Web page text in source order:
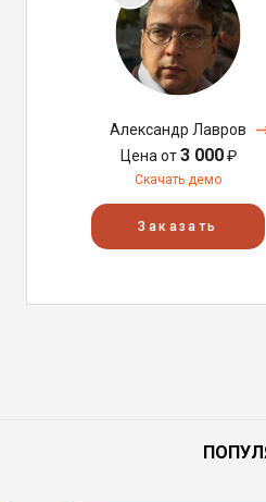
Александр Лавров
Цена от3 000₽
Скачать демо
Заказать